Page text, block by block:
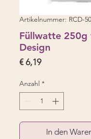
Artikelnummer: RCD-
Füllwatte 250g
Design
€ 6,19Preis
Anzahl *
In den